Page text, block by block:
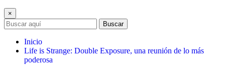
×
Buscar
Inicio
Life is Strange: Double Exposure, una reunión de lo más
poderosa